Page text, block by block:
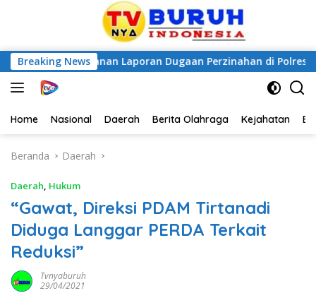
Breaking News
Penanganan Laporan Dugaan Perzinahan di Polrestabes
Home Nasional Daerah Berita Olahraga Kejahatan
Beranda Daerah
Daerah, Hukum
“Gawat, Direksi PDAM Tirtanadi
Diduga Langgar PERDA Terkait
Reduksi”
Tvnyaburuh
29/04/2021